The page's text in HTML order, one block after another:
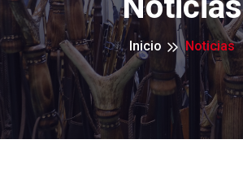
Inicio Noticias